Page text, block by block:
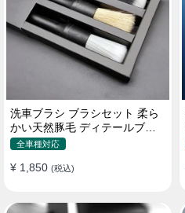
洗車ブラシ ブラシセット 柔ら
かい天然豚毛 ディテールブラ
シ 隙間ブラシ 筆タイプ
全車種対応
¥ 1,850 (税込)